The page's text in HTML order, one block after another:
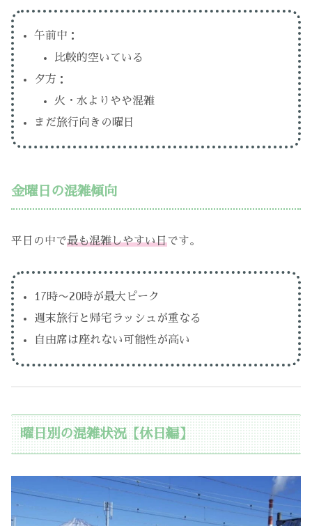
午前中：
比較的空いている
夕方：
火・水よりやや混雑
まだ旅行向きの曜日
金曜日の混雑傾向
平日の中で最も混雑しやすい日です。
17時〜20時が最大ピーク
週末旅行と帰宅ラッシュが重なる
自由席は座れない可能性が高い
曜日別の混雑状況【休日編】